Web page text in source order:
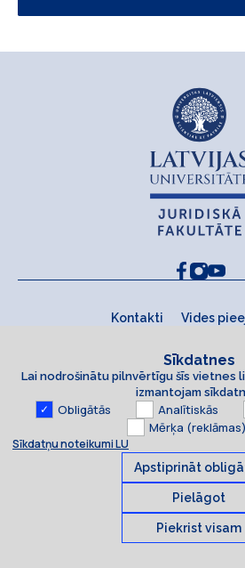
Kontakti Vides
© 2026 Latvijas Universitāte. Visas
Sīkdatnes
Lai nodrošinātu pilnvērtīgu šīs vietnes
izmantojam
Obligātās Analītiskās
Mērķa (reklāmas)
Sīkdatņu noteikumi LU
Apstiprināt
Pielāgot
Piekrist visam